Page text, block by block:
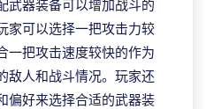
武器装备可以增加战斗的
家可以选择一把攻击力较
一把攻击速度较快的作为
敌人和战斗情况。玩家还
偏好来选择合适的武器装